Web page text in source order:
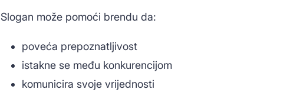
Slogan može pomoći brendu da:
poveća prepoznatljivost
istakne se među konkurencijom
komunicira svoje vrijednosti